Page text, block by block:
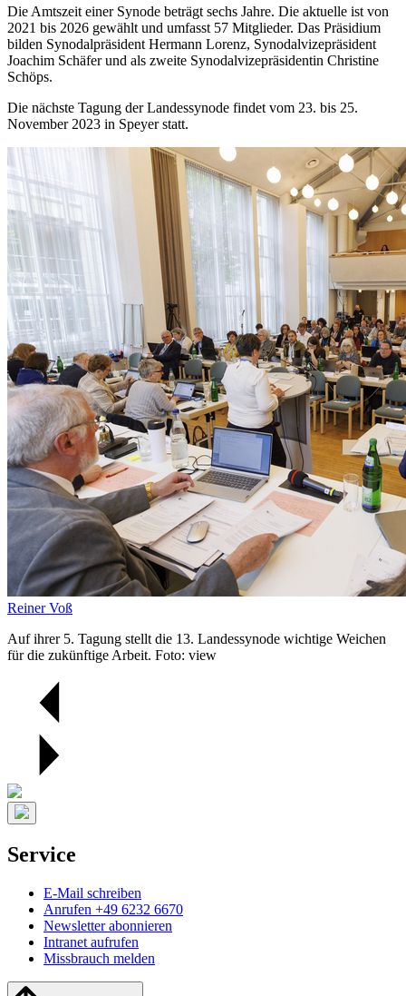
Die Amtszeit einer Synode beträgt sechs Jahre. Die aktuelle ist von
2021 bis 2026 gewählt und umfasst 57 Mitglieder. Das Präsidium
bilden Synodalpräsident Hermann Lorenz, Synodalvizepräsident
Joachim Schäfer und als zweite Synodalvizepräsidentin Christine
Schöps.
Die nächste Tagung der Landessynode findet vom 23. bis 25.
November 2023 in Speyer statt.
Reiner Voß
Auf ihrer 5. Tagung stellt die 13. Landessynode wichtige Weichen
für die zukünftige Arbeit. Foto: view
Service
E-Mail schreiben
Anrufen +49 6232 6670
Newsletter abonnieren
Intranet aufrufen
Missbrauch melden